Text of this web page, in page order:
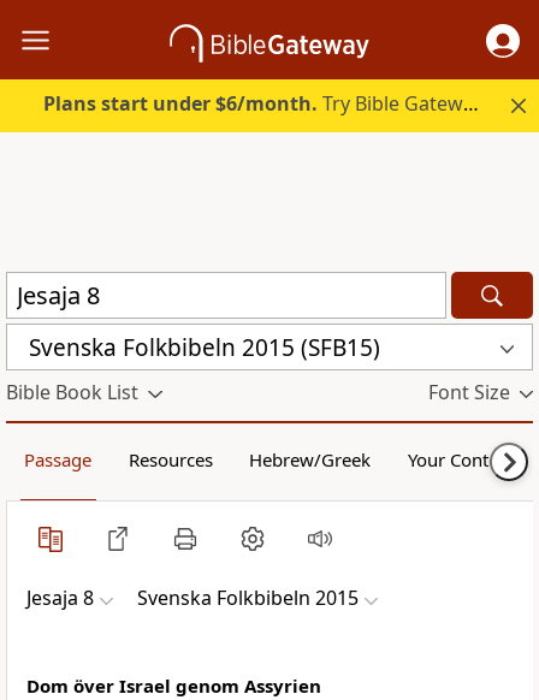
Plans start under $6/month. Try Bible Gateway Plus.
Svenska Folkbibeln 2015 (SFB15)
Bible Book List Font Size
Passage Resources Hebrew/Greek Your Content
Jesaja 8 Svenska Folkbibeln 2015
Dom över Israel genom Assyrien